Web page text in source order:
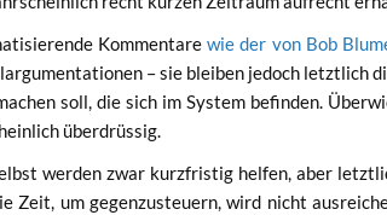
Kom­men­ta­rewie der von Bob
– sie blei­ben jedoch letzt­lich
soll, die sich im Sys­tem befin­den.
überdrüssig.
wer­den zwar kurz­fris­tig hel­fen, aber
Zeit, um gegen­zu­steu­ern, wird nicht